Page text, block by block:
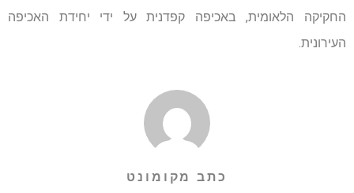
החקיקה הלאומית, באכיפה קפדנית על ידי יחידת האכיפה
העירונית.
כתב מקומונט